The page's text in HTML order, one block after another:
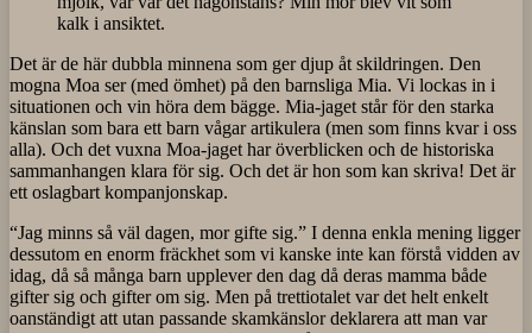
kalk i ansiktet.
Det är de här dubbla minnena som ger djup åt skildringen. Den
mogna Moa ser (med ömhet) på den barnsliga Mia. Vi lockas in i
situationen och vin höra dem bägge. Mia-jaget står för den starka
känslan som bara ett barn vågar artikulera (men som finns kvar i oss
alla). Och det vuxna Moa-jaget har överblicken och de historiska
sammanhangen klara för sig. Och det är hon som kan skriva! Det är
ett oslagbart kompanjonskap.
“Jag minns så väl dagen, mor gifte sig.” I denna enkla mening ligger
dessutom en enorm fräckhet som vi kanske inte kan förstå vidden av
idag, då så många barn upplever den dag då deras mamma både
gifter sig och gifter om sig. Men på trettiotalet var det helt enkelt
oanständigt att utan passande skamkänslor deklarera att man var